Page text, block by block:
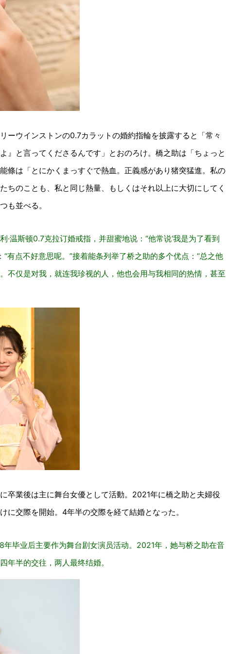
ーウインストンの0.7カラットの婚約指輪を披露すると「常々
』と言ってくださるんです」とおのろけ。橋之助は「ちょっと
條は「とにかくまっすぐで熱血。正義感があり猪突猛進。私の
ちのことも、私と同じ熱量、もしくはそれ以上に大切にしてく
も並べる。
温斯顿0.7克拉订婚戒指，并甜蜜地说：“他常说‘我是为了看到
有点不好意思呢。”接着能条列举了桥之助的多个优点：“总之他
不仅是对我，就连我珍视的人，他也会用与我相同的热情，甚至
卒業後は主に舞台女優として活動。2021年に橋之助と夫婦役
に交際を開始。4年半の交際を経て結婚となった。
毕业后主要作为舞台剧女演员活动。2021年，她与桥之助在音
年半的交往，两人最终结婚。